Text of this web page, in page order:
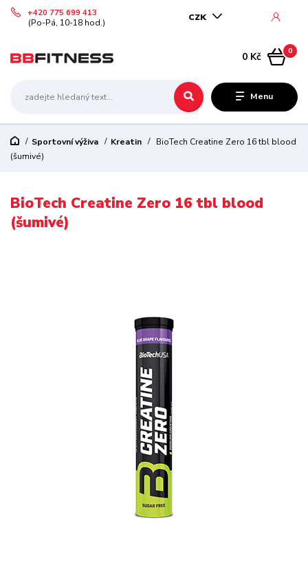
Menu
CZK
+420 775 699 413
(Po-Pá, 10-18 hod.)
0
0 Kč
Sportovní výživa Kreatin
BioTech Creatine Zero 16 tbl blood
(šumivé)
BioTech Creatine Zero 16 tbl blood
(šumivé)